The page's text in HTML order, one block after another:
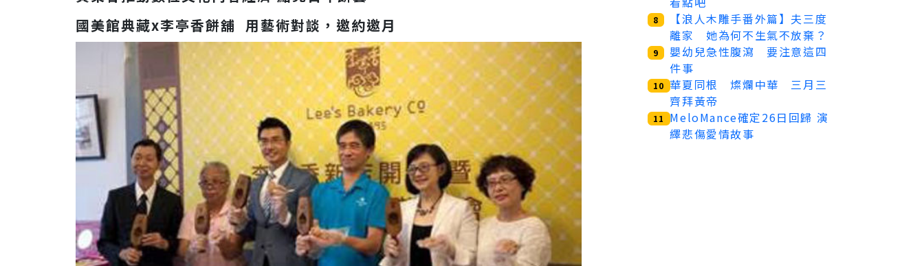
國美館典藏x李亭香餅舖 用藝術對談，邀約邀月 8
【浪人木雕手番外篇】夫三度
離家 她為何不生氣不放棄？
9
嬰幼兒急性腹瀉 要注意這四
件事
10 華夏同根 燦爛中華 三月三
齊拜黃帝
11
MeloMance確定26日回歸 演
繹悲傷愛情故事